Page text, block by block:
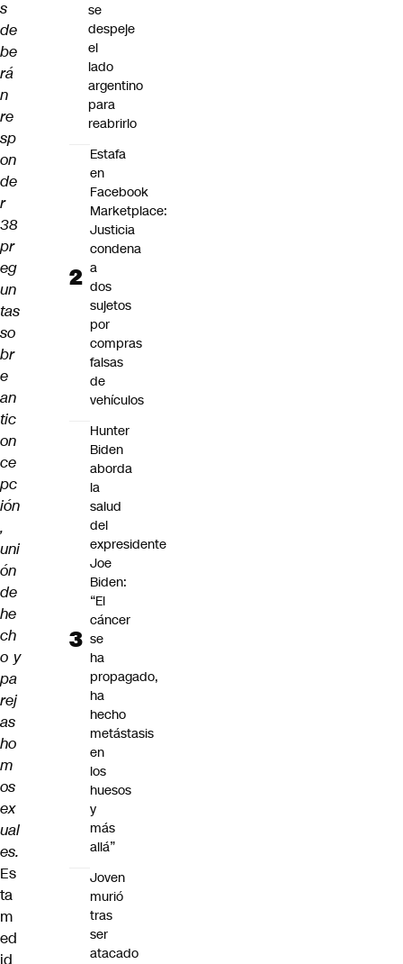
s
de
be
rá
n
re
sp
on
de
r
38
pr
eg
un
tas
so
br
e
an
tic
on
ce
pc
ión
,
uni
ón
de
he
ch
o y
pa
rej
as
ho
m
os
ex
ual
es.
Es
ta
m
ed
id
se
despeje
el
lado
argentino
para
reabrirlo
Estafa
en
Facebook
Marketplace:
Justicia
condena
a
dos
sujetos
por
compras
falsas
de
vehículos
Hunter
Biden
aborda
la
salud
del
expresidente
Joe
Biden:
“El
cáncer
se
ha
propagado,
ha
hecho
metástasis
en
los
huesos
y
más
allá”
Joven
murió
tras
ser
atacado